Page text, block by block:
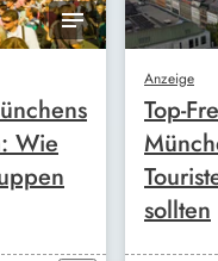
Wie
Anzeige
Top-
sollten